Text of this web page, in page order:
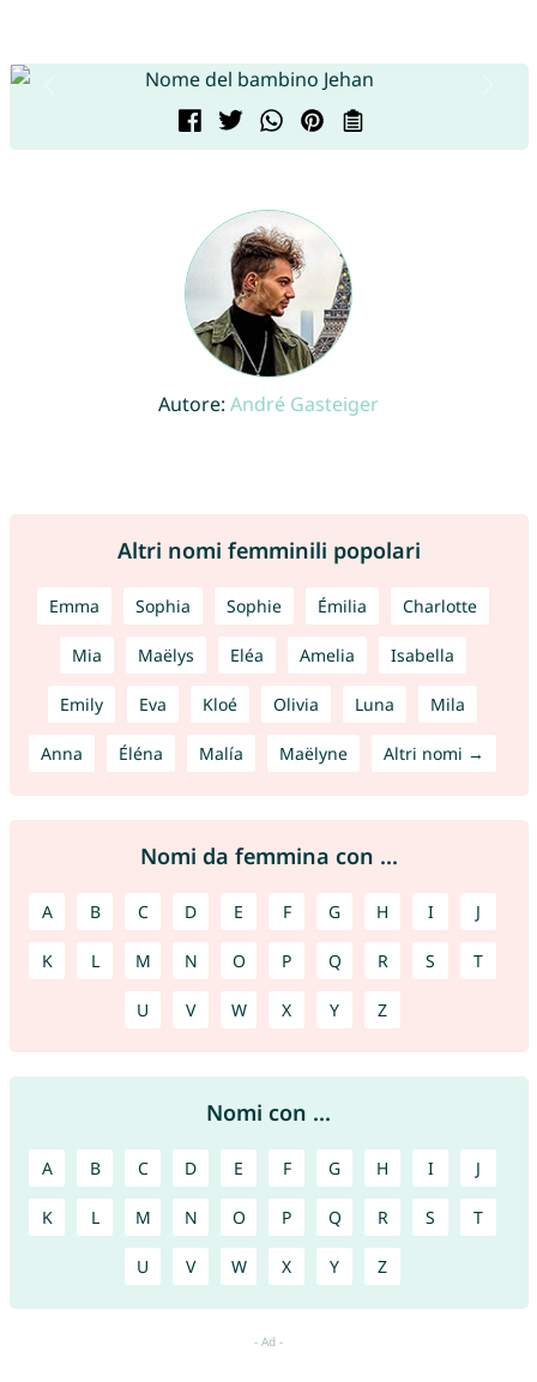
Autore: André Gasteiger
Altri nomi femminili popolari
Emma Sophia Sophie Émilia Charlotte
Mia Maëlys Eléa Amelia Isabella
Emily Eva Kloé Olivia Luna Mila
Anna Éléna Malía Maëlyne Altri nomi →
Nomi da femmina con ...
A B C D E F G H I J
K L M N O P Q R S T
U V W X Y Z
Nomi con ...
A B C D E F G H I J
K L M N O P Q R S T
U V W X Y Z